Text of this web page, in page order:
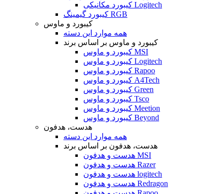
کیبورد مکانیکی Logitech
کیبورد گیمینگ RGB
کیبورد و ماوس
همه موارد این دسته
کیبورد و ماوس بر اساس برند
کیبورد و ماوس MSI
کیبورد و ماوس Logitech
کیبورد و ماوس Rapoo
کیبورد و ماوس A4Tech
کیبورد و ماوس Green
کیبورد و ماوس Tsco
کیبورد و ماوس Meetion
کیبورد و ماوس Beyond
هدست، هدفون
همه موارد این دسته
هدست، هدفون بر اساس برند
هدست و هدفون MSI
هدست و هدفون Razer
هدست و هدفون logitech
هدست و هدفون Redragon